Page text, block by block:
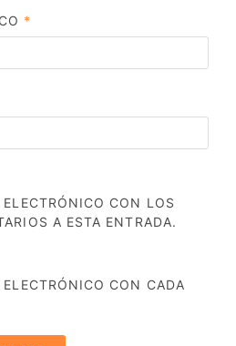
*
CON LOS
A ESTA ENTRADA.
CON CADA